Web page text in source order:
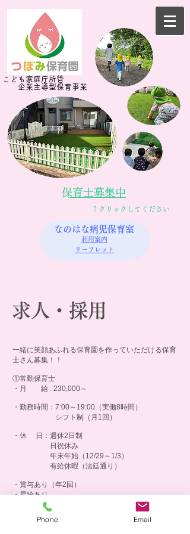
​​こども家庭庁所管
企業主導型​保育事業
​保育士募集中​
​↑クリックしてください
なのはな病児保育室
利用案内
リーフレット
求人・採用
一緒に笑顔あふれる保育園を作っていただける保育
士さん募集！！
①常勤保育士
・月 給 : 230,000～
・勤務時間：7:00～19:00（実働8時間）
シフト制（月1回）
・休 日：週休2日制
日祝休み
年末年始（12/29～1/3）
有給休暇（法廷通り）
・賞与あり（年2回）
・昇給あり
・処遇改善手当あり
・交通費全額支給
・給食提供あり
Phone Email